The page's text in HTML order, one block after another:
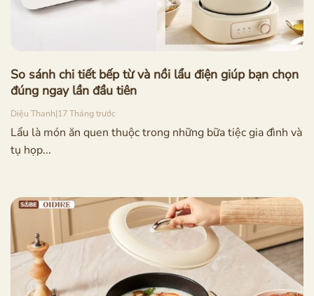
So sánh chi tiết bếp từ và nồi lẩu điện giúp bạn chọn
đúng ngay lần đầu tiên
Diệu Thanh|17 Tháng trước
Lẩu là món ăn quen thuộc trong những bữa tiệc gia đình và
tụ họp...